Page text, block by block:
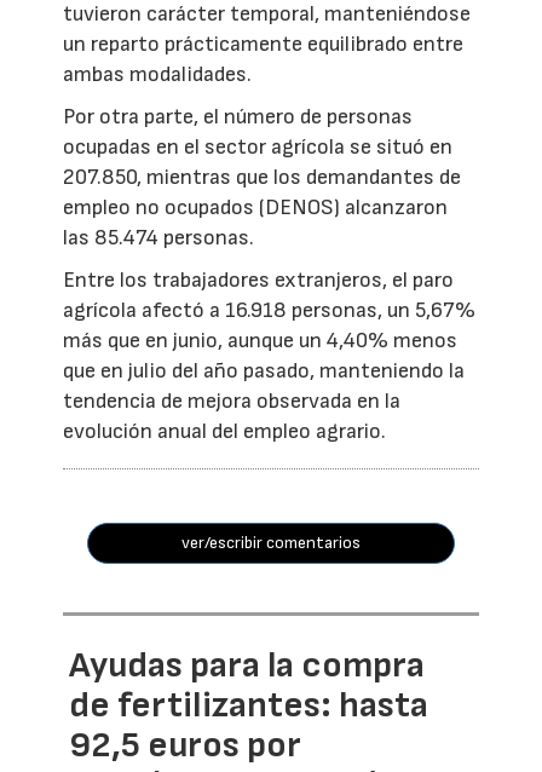
tuvieron carácter temporal, manteniéndose
un reparto prácticamente equilibrado entre
ambas modalidades.
Por otra parte, el número de personas
ocupadas en el sector agrícola se situó en
207.850, mientras que los demandantes de
empleo no ocupados (DENOS) alcanzaron
las 85.474 personas.
Entre los trabajadores extranjeros, el paro
agrícola afectó a 16.918 personas, un 5,67%
más que en junio, aunque un 4,40% menos
que en julio del año pasado, manteniendo la
tendencia de mejora observada en la
evolución anual del empleo agrario.
ver/escribir comentarios
Ayudas para la compra
de fertilizantes: hasta
92,5 euros por